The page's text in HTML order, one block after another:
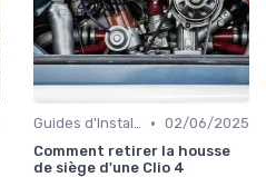
Guides d'Installation et de Réparation • 02/06/2025
Comment retirer la housse
de siège d'une Clio 4